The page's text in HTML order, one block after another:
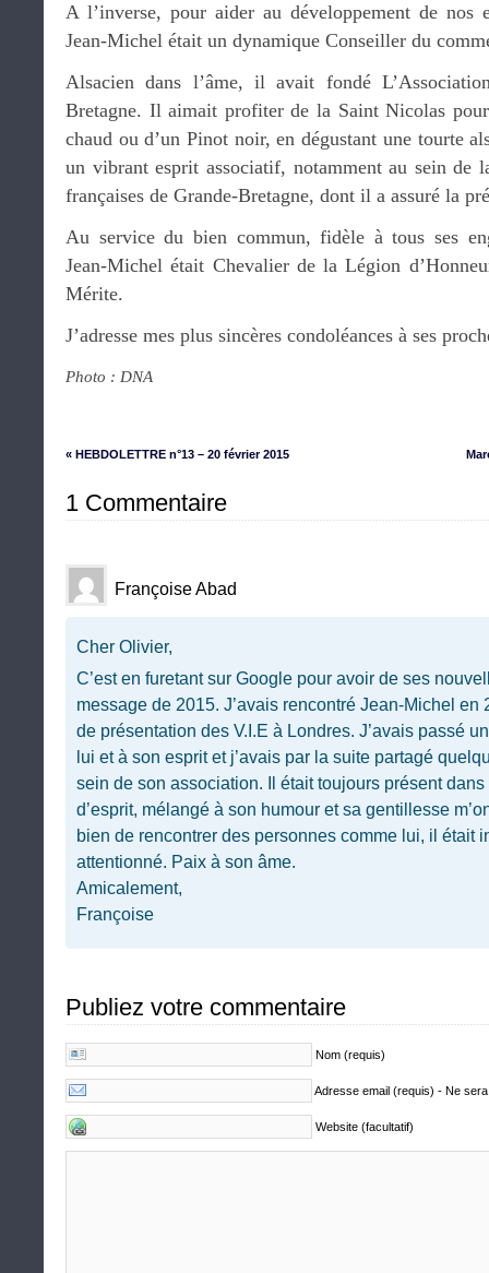
A l’inverse, pour aider au développement de nos
Jean-Michel était un dynamique Conseiller du
Alsacien dans l’âme, il avait fondé
Bretagne. Il aimait profiter de la Saint Nicolas
chaud ou d’un Pinot noir, en dégustant une tourte
un vibrant esprit associatif, notamment au sein de
françaises de Grande-Bretagne, dont il a assuré la
Au service du bien commun, fidèle à tous ses
Jean-Michel était Chevalier de la Légion
Mérite.
J’adresse mes plus sincères condoléances à ses
Photo : DNA
« HEBDOLETTRE n°13 – 20 février 2015
1 Commentaire
Françoise Abad
Cher Olivier,
C’est en furetant sur Google pour avoir de ses
message de 2015. J’avais rencontré Jean-Michel en
de présentation des V.I.E à Londres. J’avais passé
lui et à son esprit et j’avais par la suite partagé
sein de son association. Il était toujours présent
d’esprit, mélangé à son humour et sa gentillesse
bien de rencontrer des personnes comme lui, il était
attentionné. Paix à son âme.
Amicalement,
Françoise
Publiez votre commentaire
Nom (requis)
Adresse email (requis) - Ne
Website (facultatif)